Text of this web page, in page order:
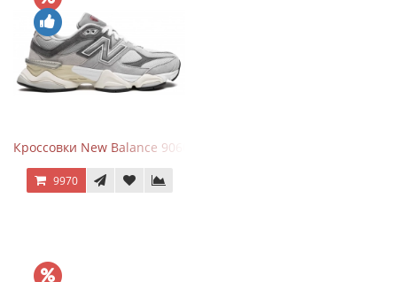
Кроссовки New Balance 9060 Rain Cloud Grey
9970